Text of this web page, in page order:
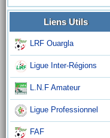
Liens Utils
LRF Ouargla
Ligue Inter-Régions
L.N.F Amateur
Ligue Professionnel
FAF